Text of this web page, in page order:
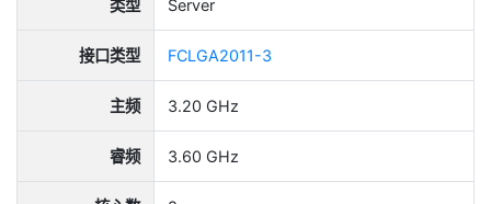
类型 Server
接口类型 FCLGA2011-3
主频 3.20 GHz
睿频 3.60 GHz